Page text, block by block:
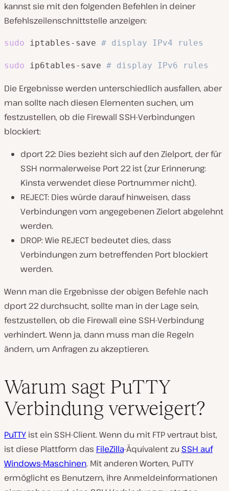
kannst sie mit den folgenden Befehlen in deiner
Befehlszeilenschnittstelle anzeigen:
sudo iptables-save # display IPv4 rules
sudo ip6tables-save # display IPv6 rules
Die Ergebnisse werden unterschiedlich ausfallen, aber
man sollte nach diesen Elementen suchen, um
festzustellen, ob die Firewall SSH-Verbindungen
blockiert:
dport 22: Dies bezieht sich auf den Zielport, der für
SSH normalerweise Port 22 ist (zur Erinnerung:
Kinsta verwendet diese Portnummer nicht).
REJECT: Dies würde darauf hinweisen, dass
Verbindungen vom angegebenen Zielort abgelehnt
werden.
DROP: Wie REJECT bedeutet dies, dass
Verbindungen zum betreffenden Port blockiert
werden.
Wenn man die Ergebnisse der obigen Befehle nach
dport 22 durchsucht, sollte man in der Lage sein,
festzustellen, ob die Firewall eine SSH-Verbindung
verhindert. Wenn ja, dann muss man die Regeln
ändern, um Anfragen zu akzeptieren.
Warum sagt PuTTY
Verbindung verweigert?
PuTTY ist ein SSH-Client. Wenn du mit FTP vertraut bist,
ist diese Plattform das FileZilla-Äquivalent zu SSH auf
Windows-Maschinen. Mit anderen Worten, PuTTY
ermöglicht es Benutzern, ihre Anmeldeinformationen